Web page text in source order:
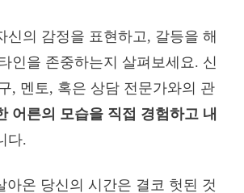
신의 감정을 표현하고, 갈등을 해
인을 존중하는지 살펴보세요. 신
, 멘토, 혹은 상담 전문가와의 관
어른의 모습을 직접 경험하고 내
다.
아온 당신의 시간은 결코 헛된 것